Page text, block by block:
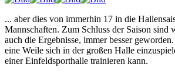
... aber dies von immerhin 17 in die
Mannschaften. Zum Schluss der Saison sind
auch die Ergebnisse, immer besser
eine Weile sich in der großen Halle
einer Einfeldsporthalle trainieren kann.